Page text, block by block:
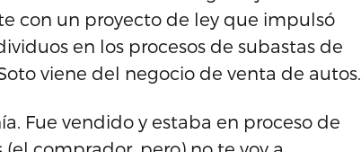
con un proyecto de ley que impulsó
en los procesos de subastas de
viene del negocio de venta de autos.
Fue vendido y estaba en proceso de